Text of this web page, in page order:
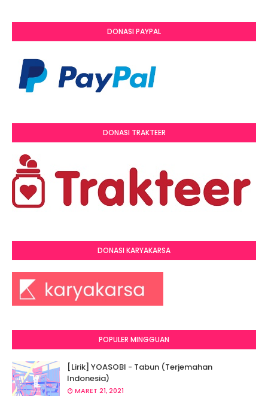
DONASI PAYPAL
DONASI TRAKTEER
DONASI KARYAKARSA
POPULER MINGGUAN
[Lirik] YOASOBI - Tabun (Terjemahan
Indonesia)
MARET 21, 2021